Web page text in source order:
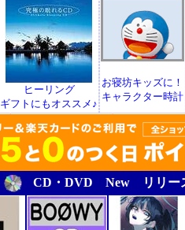
ヒーリング
ギフトにもオススメ♪
お寝坊キッズに！
キャラクター時計
CD・DVD New リリー